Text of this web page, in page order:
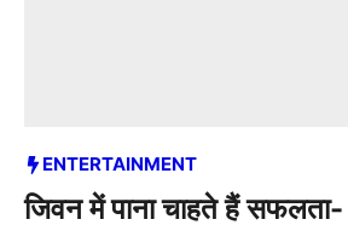
ENTERTAINMENT
जिवन में पाना चाहते हैं